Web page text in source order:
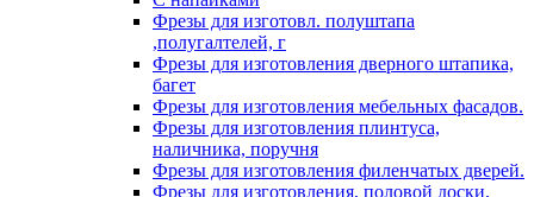
Фрезы для изготовл. полуштапа
,полугалтелей, г
Фрезы для изготовления дверного штапика,
багет
Фрезы для изготовления мебельных фасадов.
Фрезы для изготовления плинтуса,
наличника, поручня
Фрезы для изготовления филенчатых дверей.
Фрезы для изготовления, половой доски,